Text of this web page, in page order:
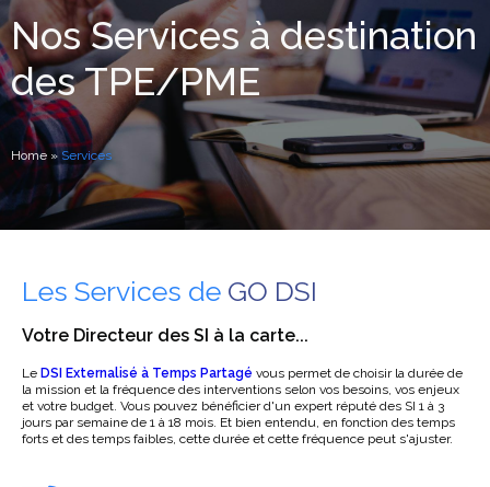
NosServicesà destination
des TPE/PME
Home » Services
Les Services de GO DSI
Votre Directeur des SI à la carte...
Le DSI Externalisé à Temps Partagé vous permet de choisir la durée de
la mission et la fréquence des interventions selon vos besoins, vos enjeux
et votre budget. Vous pouvez bénéficier d'un expert réputé des SI 1 à 3
jours par semaine de 1 à 18 mois. Et bien entendu, en fonction des temps
forts et des temps faibles, cette durée et cette fréquence peut s'ajuster.